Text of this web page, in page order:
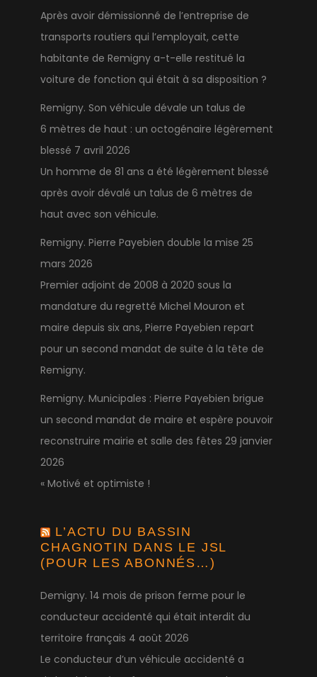
Après avoir démissionné de l’entreprise de
transports routiers qui l’employait, cette
habitante de Remigny a-t-elle restitué la
voiture de fonction qui était à sa disposition ?
Remigny. Son véhicule dévale un talus de
6 mètres de haut : un octogénaire légèrement
blessé 7 avril 2026
Un homme de 81 ans a été légèrement blessé
après avoir dévalé un talus de 6 mètres de
haut avec son véhicule.
Remigny. Pierre Payebien double la mise 25
mars 2026
Premier adjoint de 2008 à 2020 sous la
mandature du regretté Michel Mouron et
maire depuis six ans, Pierre Payebien repart
pour un second mandat de suite à la tête de
Remigny.
Remigny. Municipales : Pierre Payebien brigue
un second mandat de maire et espère pouvoir
reconstruire mairie et salle des fêtes 29 janvier
2026
« Motivé et optimiste !
L’ACTU DU BASSIN
CHAGNOTIN DANS LE JSL
(POUR LES ABONNÉS…)
Demigny. 14 mois de prison ferme pour le
conducteur accidenté qui était interdit du
territoire français 4 août 2026
Le conducteur d’un véhicule accidenté a